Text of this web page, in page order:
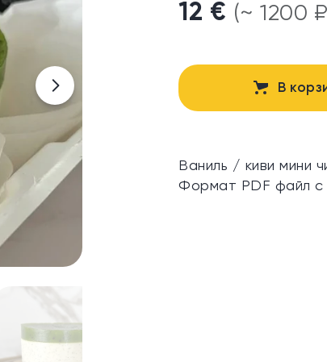
12 € (~ 1200
В
Ваниль / киви мини
Формат PDF файл с